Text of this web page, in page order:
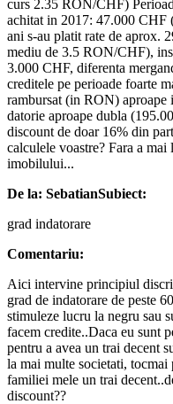
curs 2.35 RON/CHF)
achitat in 2017: 47.000
ani s-au platit rate de aprox.
mediu de 3.5 RON/CHF),
3.000 CHF, diferenta
creditele pe perioade foarte
rambursat (in RON) aproape
datorie aproape dubla
discount de doar 16% din
calculele voastre? Fara a
imobilului...
De la: SebatianSubiect:
grad indatorare
Comentariu:
Aici intervine principiul
grad de indatorare de peste
stimuleze lucru la negru sau
facem credite..Daca eu sunt
pentru a avea un trai decent
la mai multe societati, tocmai
familiei mele un trai
discount??